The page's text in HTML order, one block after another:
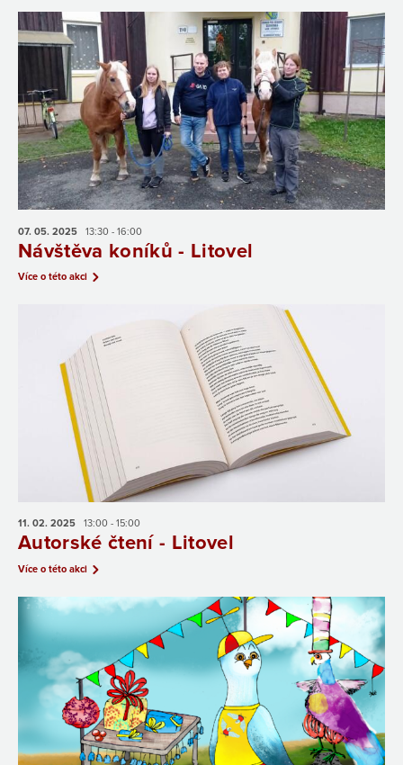
07. 05. 2025 13:30 - 16:00
Návštěva koníků - Litovel
Více o této akci
11. 02. 2025 13:00 - 15:00
Autorské čtení - Litovel
Více o této akci